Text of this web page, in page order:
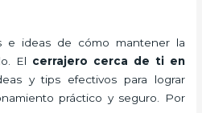
e ideas de cómo mantener la
El cerrajero cerca de ti en
y tips efectivos para lograr
práctico y seguro. Por